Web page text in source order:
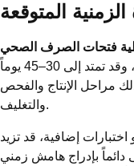
المتوقعة
فتحات الصرف الصحي
بين 15 إلى 30 يوماً للطلبات القياسية، وقد تمتد إلى 30–45 يوماً
مراحل الإنتاج والفحص
والتغليف.
إضافية، قد تزيد
دائماً بإدراج هامش زمني